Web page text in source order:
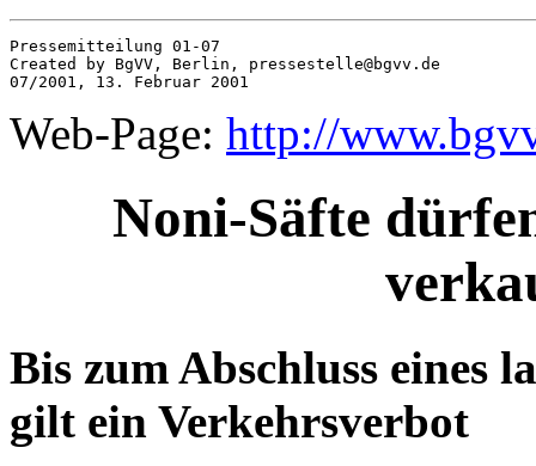
Pressemitteilung 01-07
Created by BgVV, Berlin, pressestelle@bgvv.de
Web-Page: http://
Noni-Säfte
Bis zum Abschluss eines
gilt ein Verkehrsverbot